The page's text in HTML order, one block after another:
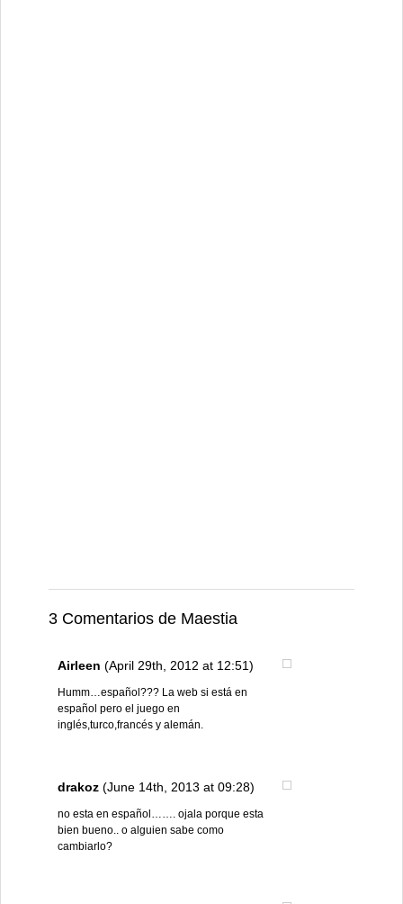
3 Comentarios de Maestia
Airleen (April 29th, 2012 at 12:51)
Humm…español??? La web si está en
español pero el juego en
inglés,turco,francés y alemán.
drakoz (June 14th, 2013 at 09:28)
no esta en español……. ojala porque esta
bien bueno.. o alguien sabe como
cambiarlo?